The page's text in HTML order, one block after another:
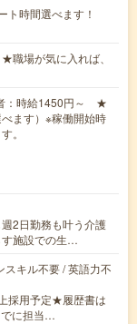
時間選べます！
場が気に入れば、
：時給1450円～ ★
ます）※稼働開始時
。
2日勤務も叶う介護
す施設での生…
スキル不要 / 英語力不
採用予定★履歴書は
に担当…